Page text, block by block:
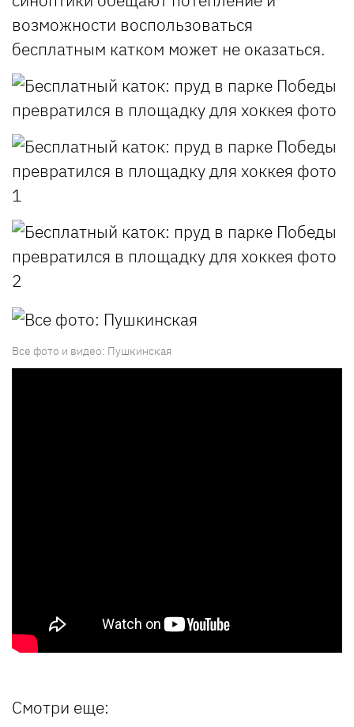
возможности воспользоваться
бесплатным катком может не оказаться.
Все фото и видео: Пушкинская
Смотри еще: